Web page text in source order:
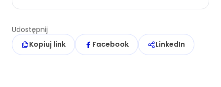
Udostępnij
Kopiuj link
Facebook LinkedIn